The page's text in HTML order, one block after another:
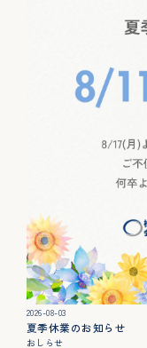
2026-08-03
夏季休業のお知らせ
おしらせ